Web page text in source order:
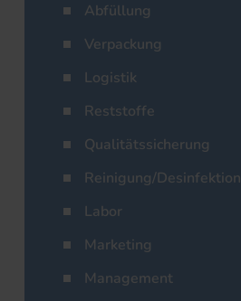
Abfüllung
Verpackung
Logistik
Reststoffe
Qualitätssicherung
Reinigung/Desinfektion
Labor
Marketing
Management